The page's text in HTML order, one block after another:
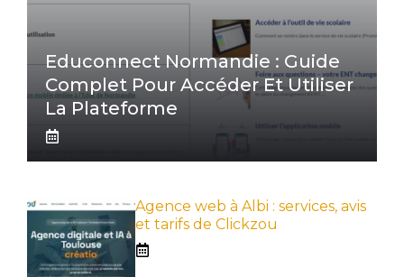
Educonnect Normandie : Guide
Complet Pour Accéder Et Utiliser
La Plateforme
Agence web à Albi : services, avis
et tarifs de Clickzou